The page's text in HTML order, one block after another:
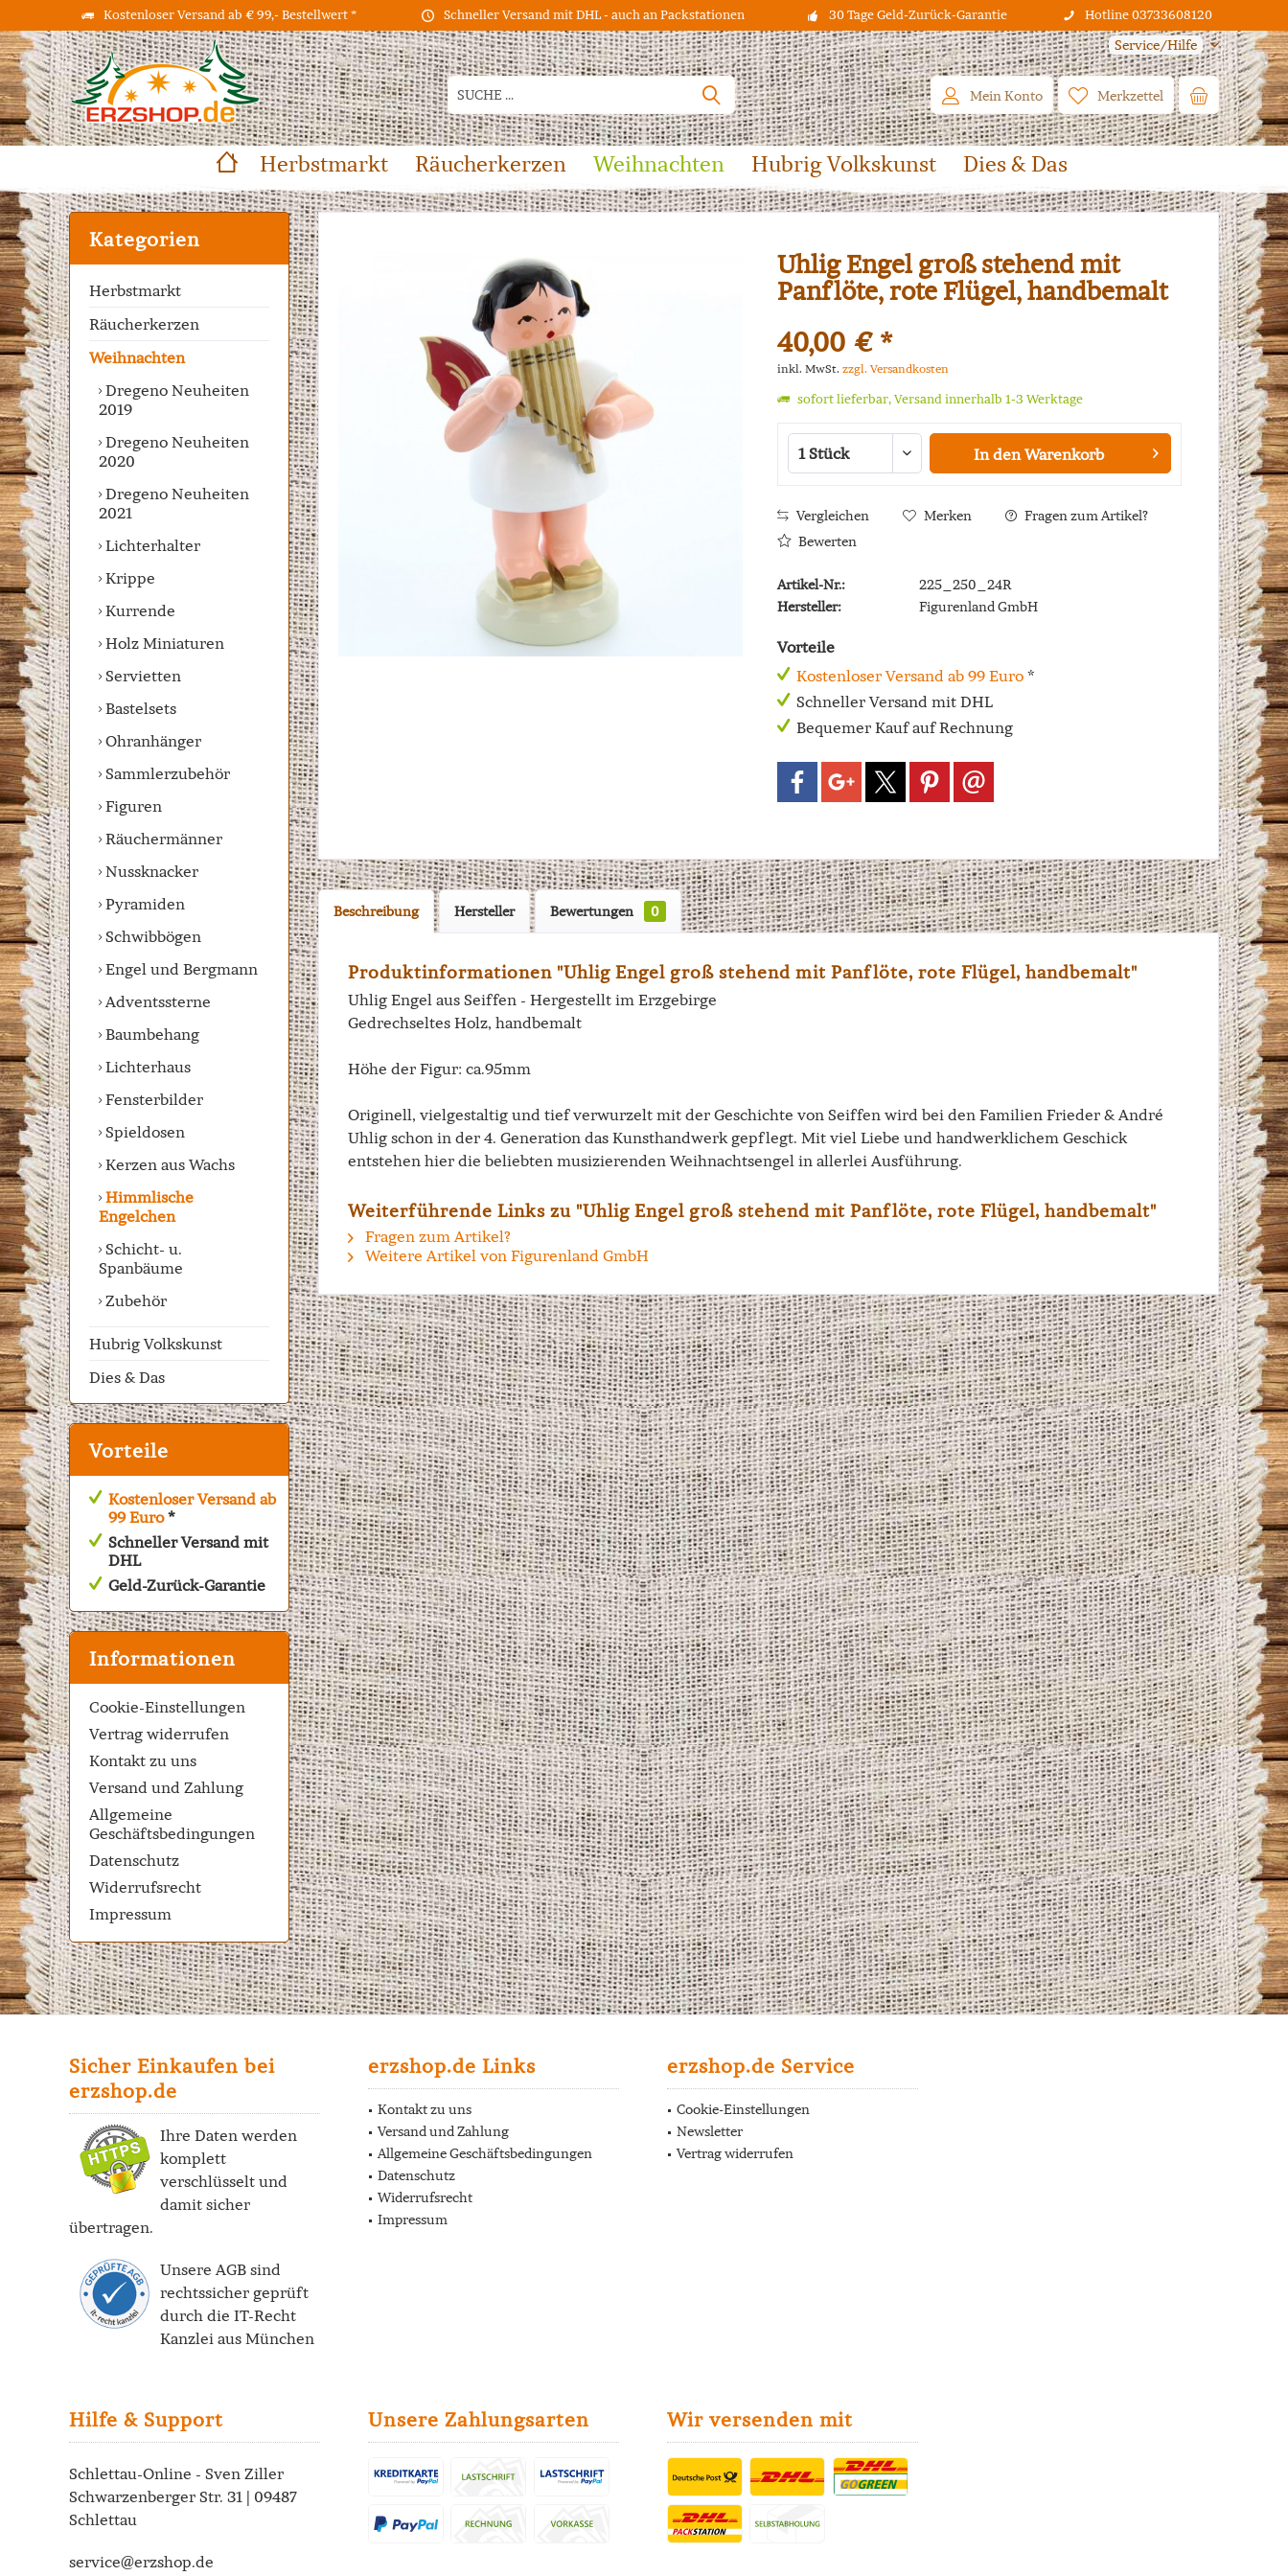
Kostenloser Versand ab € 99,- Bestellwert * Schneller Versand mit DHL - auch an Packstationen 30 Tage Geld-Zurück-Garantie Hotline 03733608120
Service/Hilfe
Merkzettel
Mein Konto
Herbstmarkt Räucherkerzen Weihnachten Hubrig Volkskunst Dies & Das
Kategorien
Herbstmarkt
Räucherkerzen
Weihnachten
Dregeno Neuheiten
2019
Dregeno Neuheiten
2020
Dregeno Neuheiten
2021
Lichterhalter
Krippe
Kurrende
Holz Miniaturen
Servietten
Bastelsets
Ohranhänger
Sammlerzubehör
Figuren
Räuchermänner
Nussknacker
Pyramiden
Schwibbögen
Engel und Bergmann
Adventssterne
Baumbehang
Lichterhaus
Fensterbilder
Spieldosen
Kerzen aus Wachs
Himmlische
Engelchen
Schicht- u.
Spanbäume
Zubehör
Hubrig Volkskunst
Dies & Das
Vorteile
Kostenloser Versand ab
99 Euro*
Schneller Versand mit
DHL
Geld-Zurück-Garantie
Informationen
Cookie-Einstellungen
Vertrag widerrufen
Kontakt zu uns
Versand und Zahlung
Allgemeine
Geschäftsbedingungen
Datenschutz
Widerrufsrecht
Impressum
Uhlig Engel groß stehend mit
Panflöte, rote Flügel, handbemalt
40,00 € *
inkl. MwSt. zzgl. Versandkosten
sofort lieferbar, Versand innerhalb 1-3 Werktage
In den Warenkorb
Vergleichen Merken
Fragen zum Artikel?
Bewerten
Artikel-Nr.:
225_250_24R
Hersteller:
Figurenland GmbH
Vorteile
Kostenloser Versand ab 99 Euro*
Schneller Versand mit DHL
Bequemer Kauf auf Rechnung
Beschreibung Hersteller Bewertungen 0
Produktinformationen "Uhlig Engel groß stehend mit Panflöte, rote Flügel, handbemalt"
Uhlig Engel aus Seiffen - Hergestellt im Erzgebirge
Gedrechseltes Holz, handbemalt
Höhe der Figur: ca.95mm
Originell, vielgestaltig und tief verwurzelt mit der Geschichte von Seiffen wird bei den Familien Frieder & André
Uhlig schon in der 4. Generation das Kunsthandwerk gepflegt. Mit viel Liebe und handwerklichem Geschick
entstehen hier die beliebten musizierenden Weihnachtsengel in allerlei Ausführung.
Weiterführende Links zu "Uhlig Engel groß stehend mit Panflöte, rote Flügel, handbemalt"
Fragen zum Artikel?
Weitere Artikel von Figurenland GmbH
Sicher Einkaufen bei
erzshop.de
Ihre Daten werden
komplett
verschlüsselt und
damit sicher
übertragen.
Unsere AGB sind
rechtssicher geprüft
durch die IT-Recht
Kanzlei aus München
erzshop.de Links
Kontakt zu uns
Versand und Zahlung
Allgemeine Geschäftsbedingungen
Datenschutz
Widerrufsrecht
Impressum
erzshop.de Service
Cookie-Einstellungen
Newsletter
Vertrag widerrufen
Hilfe & Support
Schlettau-Online - Sven Ziller
Schwarzenberger Str. 31 | 09487
Schlettau
service@erzshop.de
Unsere Zahlungsarten Wir versenden mit